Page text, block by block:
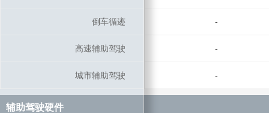
倒车循迹 -
高速辅助驾驶 -
城市辅助驾驶 -
辅助驾驶硬件
倒车循迹
高速辅助驾驶
城市辅助驾驶
辅助驾驶硬件